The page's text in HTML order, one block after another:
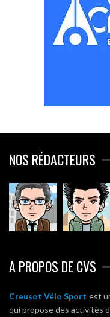
NOS RÉDACTEURS
A PROPOS DE CVS
Creusot Vélo Sport est
qui propose des activités